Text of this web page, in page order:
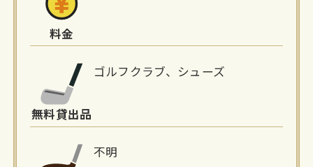
料金
無料貸出品
ゴルフクラブ、シューズ
不明